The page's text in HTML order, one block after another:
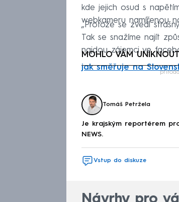
kde jejich osud s
webkameru namířenou
„Protože se zvedl
Tak se snažíme najít
najdou zájemci ve
MOHLO VÁM
jak směřuje na
Tomáš Petržela
Je krajským reportérem
NEWS.
Vstup do diskuze